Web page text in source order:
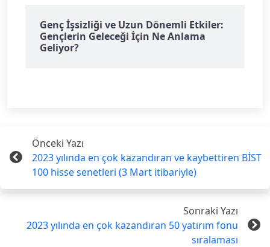
Genç İşsizliği ve Uzun Dönemli Etkiler:
Gençlerin Geleceği İçin Ne Anlama
Geliyor?
Önceki Yazı
2023 yılında en çok kazandıran ve kaybettiren BİST
100 hisse senetleri (3 Mart itibariyle)
Sonraki Yazı
2023 yılında en çok kazandıran 50 yatırım fonu
sıralaması